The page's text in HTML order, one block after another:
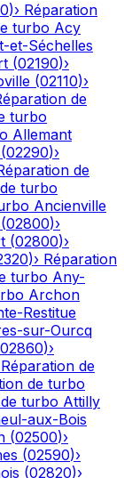
)› Réparation
turbo Acy
et-Séchelles
(02190)›
(02110)›
de
turbo
Allemant
(02290)›
de
turbo
Ancienville
(02800)›
(02800)›
)› Réparation
turbo Any-
Archon
Restitue
sur-Ourcq
02860)›
Réparation de
de turbo
turbo Attilly
aux-Bois
(02500)›
(02590)›
(02820)›